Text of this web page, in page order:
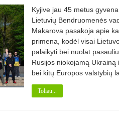
Kyjive jau 45 metus
Lietuvių Bendruomenės
Makarova pasakoja apie
primena, kodėl visai
palaikyti bei nuolat
Rusijos niokojamą Ukrainą
bei kitų Europos
Toliau...